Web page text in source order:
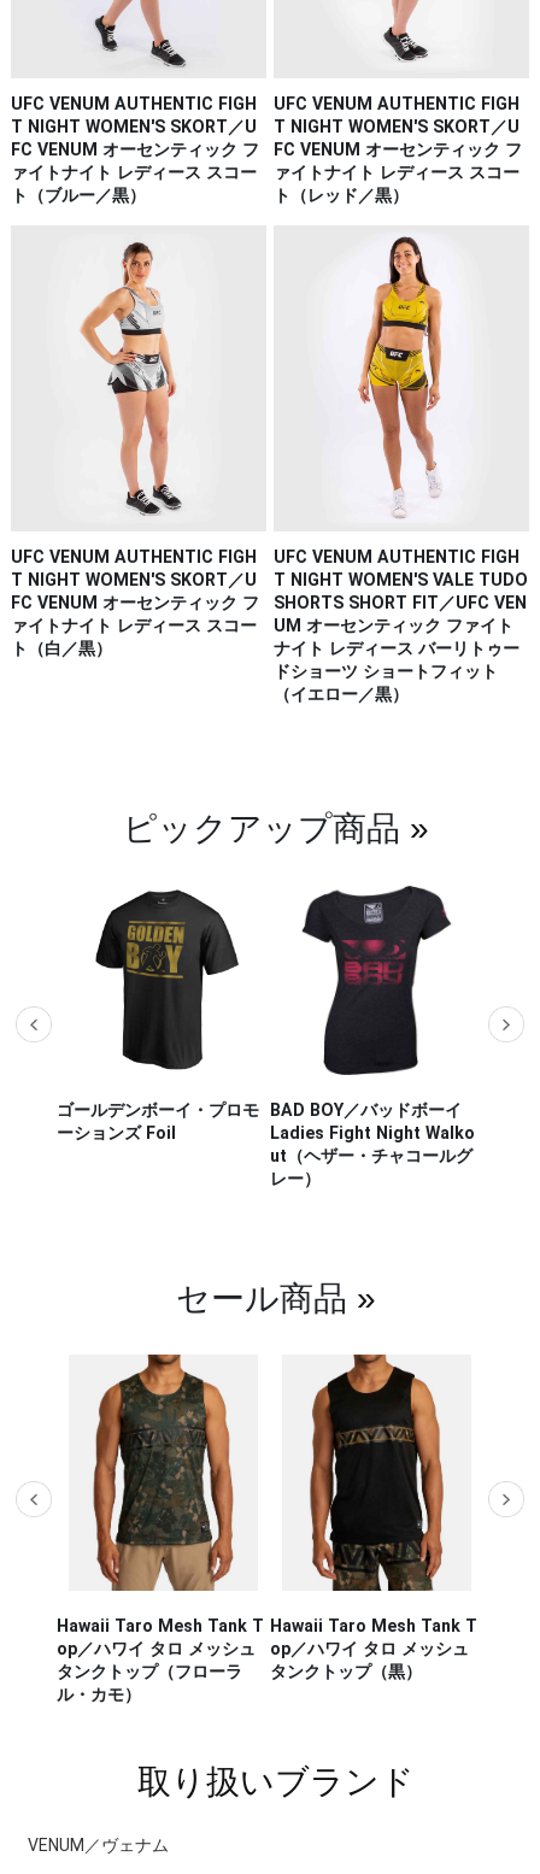
UFC VENUM AUTHENTIC FIGH
T NIGHT WOMEN'S SKORT／U
FC VENUM オーセンティック フ
ァイトナイト レディース スコー
ト（ブルー／黒）
UFC VENUM AUTHENTIC FIGH
T NIGHT WOMEN'S SKORT／U
FC VENUM オーセンティック フ
ァイトナイト レディース スコー
ト（レッド／黒）
UFC VENUM AUTHENTIC FIGH
T NIGHT WOMEN'S SKORT／U
FC VENUM オーセンティック フ
ァイトナイト レディース スコー
ト（白／黒）
UFC VENUM AUTHENTIC FIGH
T NIGHT WOMEN'S VALE TUDO
SHORTS SHORT FIT／UFC VEN
UM オーセンティック ファイト
ナイト レディース バーリトゥー
ドショーツ ショートフィット
（イエロー／黒）
ピックアップ商品 »
ゴールデンボーイ・プロモ
ーションズ Foil
BAD BOY／バッドボーイ
Ladies Fight Night Walko
ut（ヘザー・チャコールグ
レー）
セール商品 »
Hawaii Taro Mesh Tank T
op／ハワイ タロ メッシュ
タンクトップ（フローラ
ル・カモ）
Hawaii Taro Mesh Tank T
op／ハワイ タロ メッシュ
タンクトップ（黒）
取り扱いブランド
VENUM／ヴェナム